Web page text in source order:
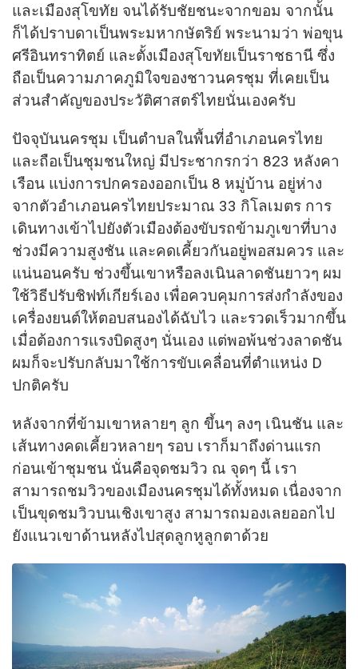
และเมืองสุโขทัย จนได้รับชัยชนะจากขอม จากนั้น
ก็ได้ปราบดาเป็นพระมหากษัตริย์ พระนามว่า พ่อขุน
ศรีอินทราทิตย์ และตั้งเมืองสุโขทัยเป็นราชธานี ซึ่ง
ถือเป็นความภาคภูมิใจของชาวนครชุม ที่เคยเป็น
ส่วนสำคัญของประวัติศาสตร์ไทยนั่นเองครับ
ปัจจุบันนครชุม เป็นตำบลในพื้นที่อำเภอนครไทย
และถือเป็นชุมชนใหญ่ มีประชากรกว่า 823 หลังคา
เรือน แบ่งการปกครองออกเป็น 8 หมู่บ้าน อยู่ห่าง
จากตัวอำเภอนครไทยประมาณ 33 กิโลเมตร การ
เดินทางเข้าไปยังตัวเมืองต้องขับรถข้ามภูเขาที่บาง
ช่วงมีความสูงชัน และคดเคี้ยวกันอยู่พอสมควร และ
แน่นอนครับ ช่วงขึ้นเขาหรือลงเนินลาดชันยาวๆ ผม
ใช้วิธีปรับชิฟท์เกียร์เอง เพื่อควบคุมการส่งกำลังของ
เครื่องยนต์ให้ตอบสนองได้ฉับไว และรวดเร็วมากขึ้น
เมื่อต้องการแรงบิดสูงๆ นั่นเอง แต่พอพ้นช่วงลาดชัน
ผมก็จะปรับกลับมาใช้การขับเคลื่อนที่ตำแหน่ง D
ปกติครับ
หลังจากที่ข้ามเขาหลายๆ ลูก ขึ้นๆ ลงๆ เนินชัน และ
เส้นทางคดเคี้ยวหลายๆ รอบ เราก็มาถึงด่านแรก
ก่อนเข้าชุมชน นั่นคือจุดชมวิว ณ จุดๆ นี้ เรา
สามารถชมวิวของเมืองนครชุมได้ทั้งหมด เนื่องจาก
เป็นขุดชมวิวบนเชิงเขาสูง สามารถมองเลยออกไป
ยังแนวเขาด้านหลังไปสุดลูกหูลูกตาด้วย